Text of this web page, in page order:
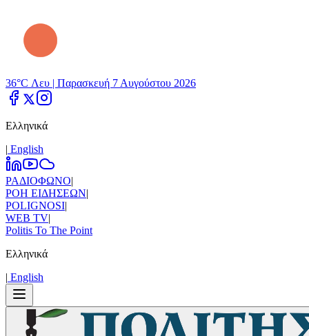
36°C Λευ | Παρασκευή 7 Αυγούστου 2026
Ελληνικά
| Εnglish
ΡΑΔΙΟΦΩΝΟ|
ΡΟΗ ΕΙΔΗΣΕΩΝ|
POLIGNOSI|
WEB TV|
Politis To The Point
Ελληνικά
| Εnglish